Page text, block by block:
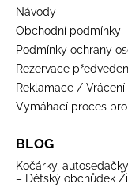
Návody
Obchodní podmínky
Podmínky ochrany
Rezervace
Reklamace /
Vymáhací proces
BLOG
Kočárky,
– Dětský obchůdek